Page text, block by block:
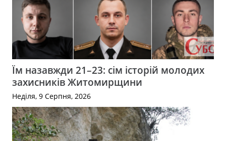
Їм назавжди 21–23: сім історій молодих
захисників Житомирщини
Неділя, 9 Серпня, 2026